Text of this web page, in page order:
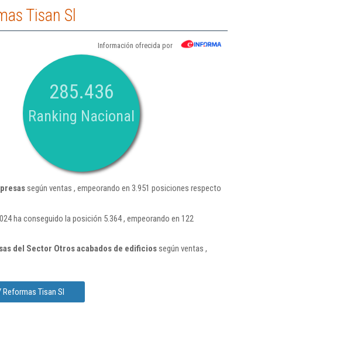
Tisan Sl
Información ofrecida por
285.436
Ranking Nacional
según ventas , empeorando en 3.951 posiciones respecto
ha conseguido la posición 5.364 , empeorando en 122
del Sector Otros acabados de edificiossegún ventas ,
Tisan Sl